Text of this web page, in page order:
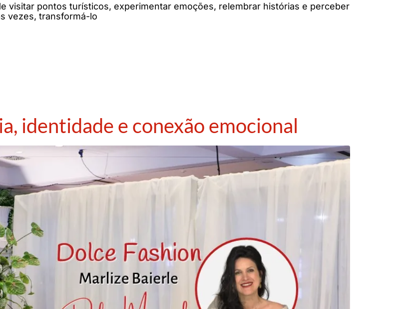
visitar pontos turísticos, experimentar emoções, relembrar histórias e perceber
vezes, transformá-lo
identidade e conexão emocional